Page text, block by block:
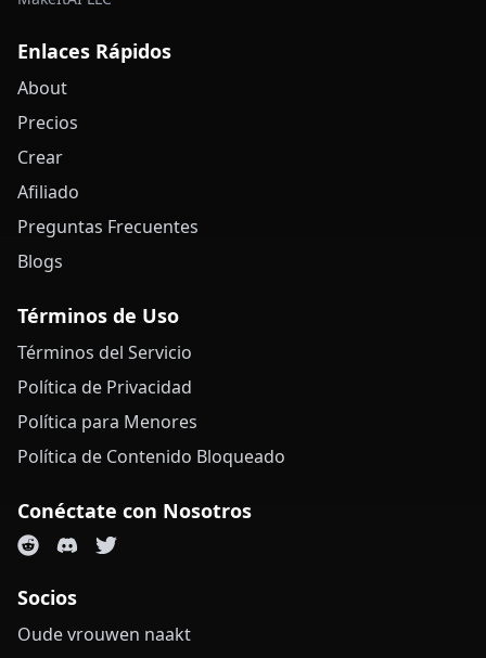
Enlaces Rápidos
About
Precios
Crear
Afiliado
Preguntas Frecuentes
Blogs
Términos de Uso
Términos del Servicio
Política de Privacidad
Política para Menores
Política de Contenido Bloqueado
Conéctate con Nosotros
Socios
Oude vrouwen naakt